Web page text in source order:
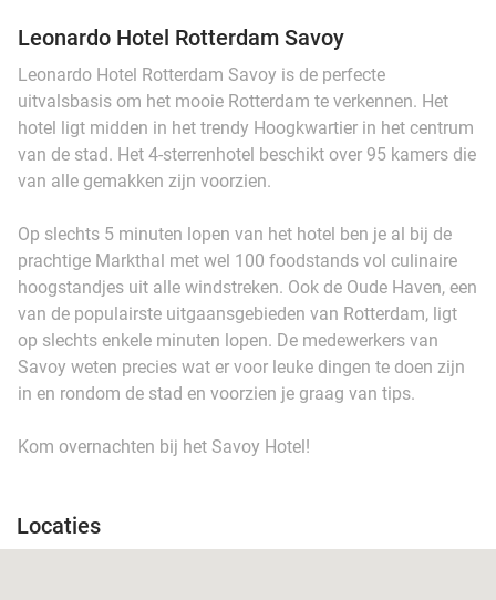
Leonardo Hotel Rotterdam Savoy
Leonardo Hotel Rotterdam Savoy is de perfecte
uitvalsbasis om het mooie Rotterdam te verkennen. Het
hotel ligt midden in het trendy Hoogkwartier in het centrum
van de stad. Het 4-sterrenhotel beschikt over 95 kamers die
van alle gemakken zijn voorzien.
Op slechts 5 minuten lopen van het hotel ben je al bij de
prachtige Markthal met wel 100 foodstands vol culinaire
hoogstandjes uit alle windstreken. Ook de Oude Haven, een
van de populairste uitgaansgebieden van Rotterdam, ligt
op slechts enkele minuten lopen. De medewerkers van
Savoy weten precies wat er voor leuke dingen te doen zijn
in en rondom de stad en voorzien je graag van tips.
Kom overnachten bij het Savoy Hotel!
Locaties